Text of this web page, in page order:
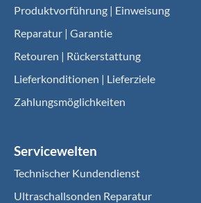
Produktvorführung | Einweisung
Reparatur | Garantie
Retouren | Rückerstattung
Lieferkonditionen | Lieferziele
Zahlungsmöglichkeiten
Servicewelten
Technischer Kundendienst
Ultraschallsonden Reparatur